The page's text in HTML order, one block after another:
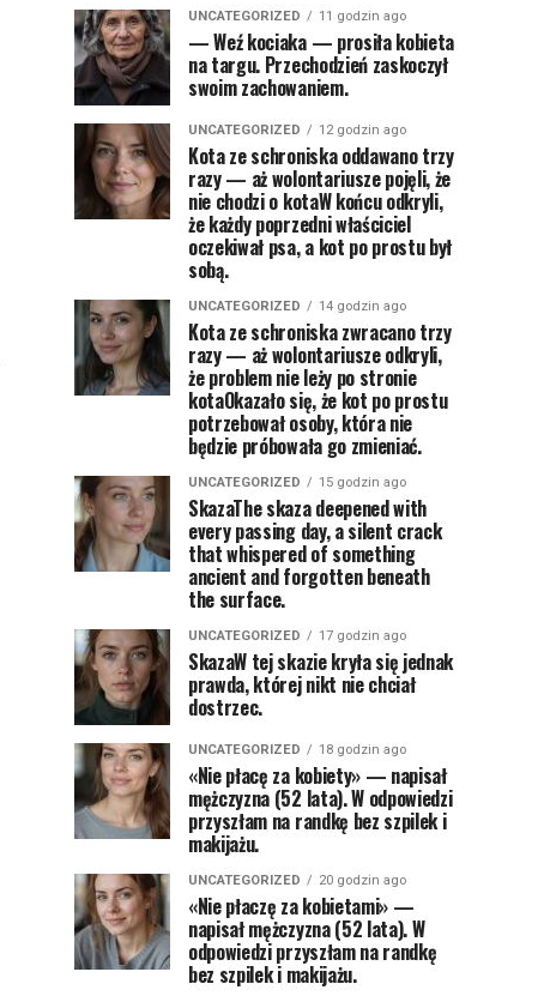
UNCATEGORIZED 11 godzin ago
— Weź kociaka — prosiła kobieta
na targu. Przechodzień zaskoczył
swoim zachowaniem.
UNCATEGORIZED 12 godzin ago
Kota ze schroniska oddawano trzy
razy — aż wolontariusze pojęli, że
nie chodzi o kotaW końcu odkryli,
że każdy poprzedni właściciel
oczekiwał psa, a kot po prostu był
sobą.
UNCATEGORIZED 14 godzin ago
Kota ze schroniska zwracano trzy
razy — aż wolontariusze odkryli,
że problem nie leży po stronie
kotaOkazało się, że kot po prostu
potrzebował osoby, która nie
będzie próbowała go zmieniać.
UNCATEGORIZED 15 godzin ago
SkazaThe skaza deepened with
every passing day, a silent crack
that whispered of something
ancient and forgotten beneath
the surface.
UNCATEGORIZED 17 godzin ago
SkazaW tej skazie kryła się jednak
prawda, której nikt nie chciał
dostrzec.
UNCATEGORIZED 18 godzin ago
«Nie płacę za kobiety» — napisał
mężczyzna (52 lata). W odpowiedzi
przyszłam na randkę bez szpilek i
makijażu.
UNCATEGORIZED 20 godzin ago
«Nie płaczę za kobietami» —
napisał mężczyzna (52 lata). W
odpowiedzi przyszłam na randkę
bez szpilek i makijażu.